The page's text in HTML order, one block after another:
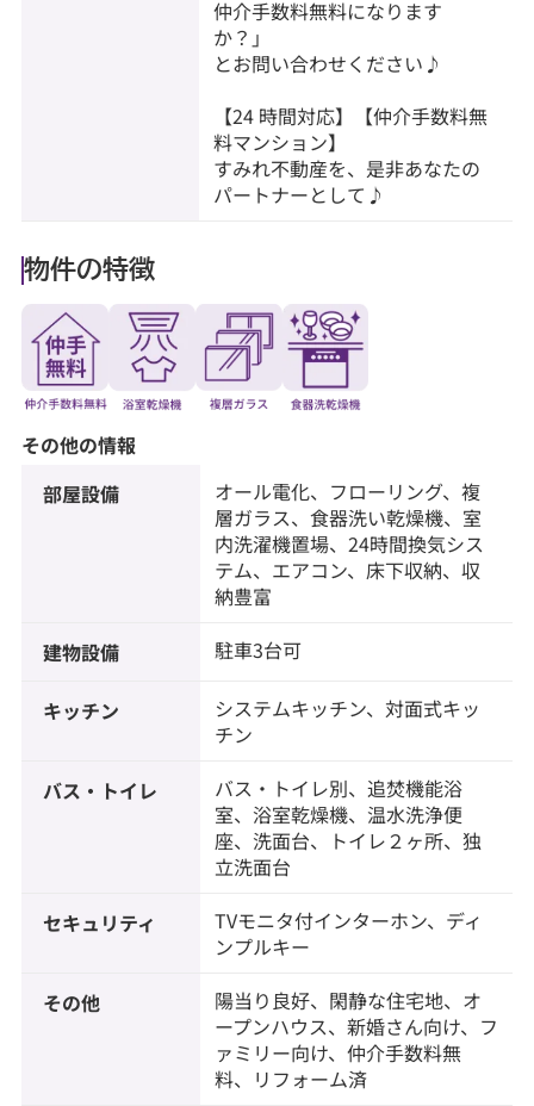
仲介手数料無料になります
か？」
とお問い合わせください♪
【24 時間対応】【仲介手数料無
料マンション】
すみれ不動産を、是非あなたの
パートナーとして♪
物件の特徴
その他の情報
部屋設備
オール電化、フローリング、複
層ガラス、食器洗い乾燥機、室
内洗濯機置場、24時間換気シス
テム、エアコン、床下収納、収
納豊富
建物設備 駐車3台可
キッチン
システムキッチン、対面式キッ
チン
バス・トイレ
バス・トイレ別、追焚機能浴
室、浴室乾燥機、温水洗浄便
座、洗面台、トイレ２ヶ所、独
立洗面台
セキュリティ
TVモニタ付インターホン、ディ
ンプルキー
その他
陽当り良好、閑静な住宅地、オ
ープンハウス、新婚さん向け、フ
ァミリー向け、仲介手数料無
料、リフォーム済